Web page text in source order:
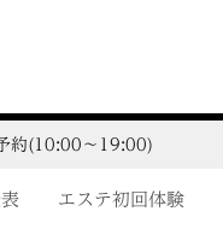
約(10:00～19:00)
エステ初回体験